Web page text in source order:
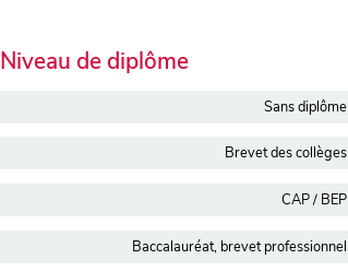
Niveau de diplôme
Sans diplôme
Brevet des collèges
CAP / BEP
Baccalauréat, brevet professionnel